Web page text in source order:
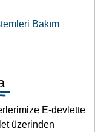
Bakım
E-devlette
üzerinden